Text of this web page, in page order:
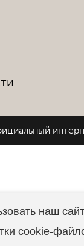
наш
cookie-